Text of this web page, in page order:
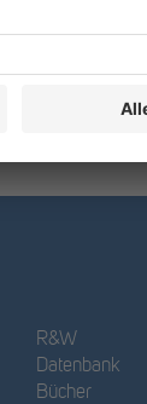
R&W
Datenbank
Bücher